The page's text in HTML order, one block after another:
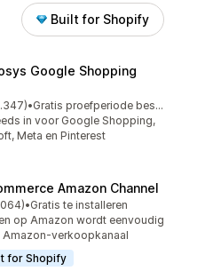
Built for Shopify
Google Shopping
sterren
in totaal
•
Gratis proefperiode beschikbaar
in voor Google Shopping,
Meta en Pinterest
Amazon Channel
sterren
in totaal
•Gratis te installeren
op Amazon wordt eenvoudig
Amazon-verkoopkanaal
for Shopify